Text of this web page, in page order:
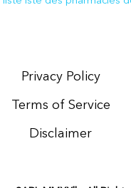
Privacy Policy
Terms of Service
Disclaimer